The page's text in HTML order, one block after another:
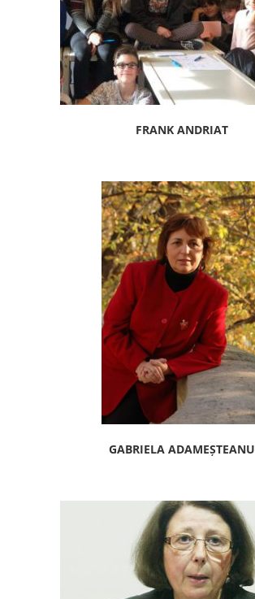
FRANK ANDRIAT
GABRIELA ADAMEȘTEANU